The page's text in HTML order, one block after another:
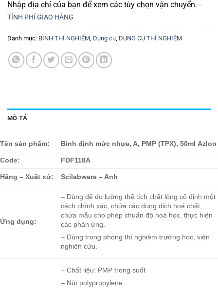
Nhập địa chỉ của bạn để xem các tùy chọn vận chuyển. -
TÍNH PHÍ GIAO HÀNG
Danh mục: BÌNH THÍ NGHIỆM, Dụng cụ, DỤNG CỤ THÍ NGHIỆM
MÔ TẢ
Tên sản phẩm: Bình định mức nhựa, A, PMP (TPX), 50ml Azlon
Code: FDF118A
Hãng – Xuất xứ: Scilabware – Anh
Ứng dụng:
– Dùng để đo lường thể tích chất lỏng cố định một
cách chính xác, chứa các dung dịch hoá chất,
chứa mẫu cho phép chuẩn độ hoá học, thực hiện
các phản ứng.
– Dùng trong phòng thí nghiệm trường học, viện
nghiên cứu.
– Chất liệu: PMP trong suốt
– Nút polypropylene